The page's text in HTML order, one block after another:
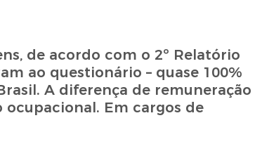
de acordo com o 2º Relatório
ao questionário – quase 100%
A diferença de remuneração
Em cargos de